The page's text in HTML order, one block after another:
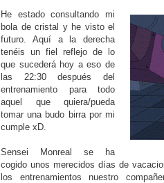
He estado consultando mi
bola de cristal y he visto el
futuro. Aquí a la derecha
tenéis un fiel reflejo de lo
que sucederá hoy a eso de
las 22:30 después del
entrenamiento para todo
aquel que quiera/pueda
tomar una budo birra por mi
cumple xD.
Sensei Monreal se ha
cogido unos merecidos días de
los entrenamientos nuestro